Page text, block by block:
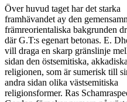
Över huvud taget har det starka
framhävandet ay den
främreorientaliska bakgrunden
där G.T:s egenart betonas. E.
vill draga en skarp gränslinje
sidan den östsemitiska, akkadiska
religionen, som är sumerisk till
andra sidan olika västsemitiska
religionsformer. Ras